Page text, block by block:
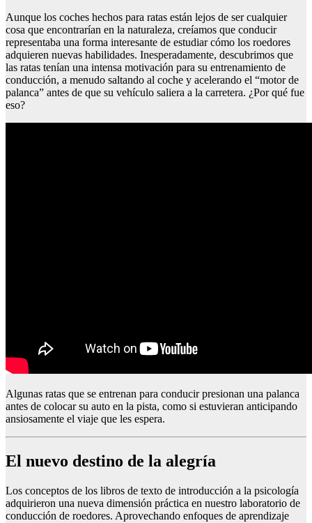
Aunque los coches hechos para ratas están lejos de ser cualquier
cosa que encontrarían en la naturaleza, creíamos que conducir
representaba una forma interesante de estudiar cómo los roedores
adquieren nuevas habilidades. Inesperadamente, descubrimos que
las ratas tenían una intensa motivación para su entrenamiento de
conducción, a menudo saltando al coche y acelerando el “motor de
palanca” antes de que su vehículo saliera a la carretera. ¿Por qué fue
eso?
Algunas ratas que se entrenan para conducir presionan una palanca
antes de colocar su auto en la pista, como si estuvieran anticipando
ansiosamente el viaje que les espera.
El nuevo destino de la alegría
Los conceptos de los libros de texto de introducción a la psicología
adquirieron una nueva dimensión práctica en nuestro laboratorio de
conducción de roedores. Aprovechando enfoques de aprendizaje